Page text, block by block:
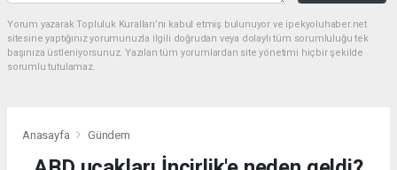
Yorum yazarak Topluluk Kuralları’nı kabul etmiş bulunuyor ve ipekyoluhaber.net
sitesine yaptığınız yorumunuzla ilgili doğrudan veya dolaylı tüm sorumluluğu tek
başınıza üstleniyorsunuz. Yazılan tüm yorumlardan site yönetimi hiçbir şekilde
sorumlu tutulamaz.
Anasayfa Gündem